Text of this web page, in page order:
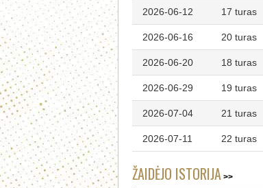
2026-06-12 17 turas
2026-06-16 20 turas
2026-06-20 18 turas
2026-06-29 19 turas
2026-07-04 21 turas
2026-07-11 22 turas
ŽAIDĖJO ISTORIJA